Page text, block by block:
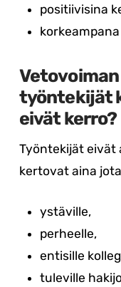
positiivisina
työntekijät
eivät kerro?
Työntekijät eivät
kertovat aina
ystäville,
perheelle,
entisille
tuleville